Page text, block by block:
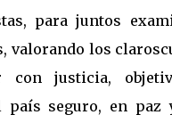
para juntos
valorando los
con justicia,
país seguro, en paz